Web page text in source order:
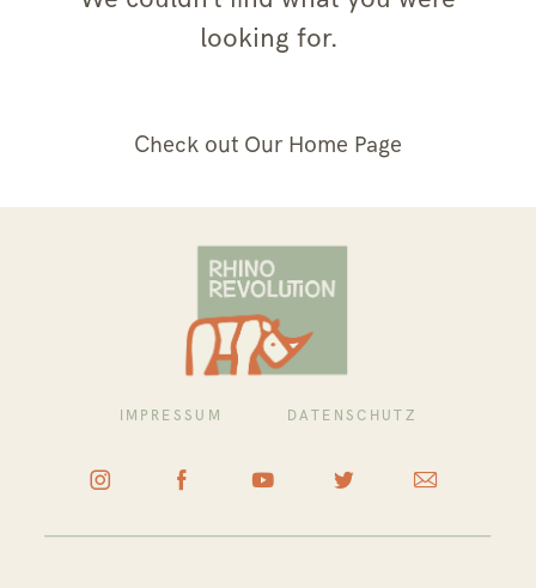
looking for.
Check out Our Home Page
IMPRESSUM DATENSCHUTZ